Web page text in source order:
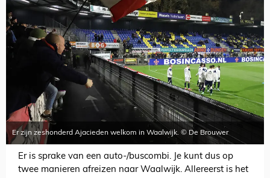
Er zijn zeshonderd Ajacieden welkom in Waalwijk. © De Brouwer
Er is sprake van een auto-/buscombi. Je kunt dus op
twee manieren afreizen naar Waalwijk. Allereerst is het